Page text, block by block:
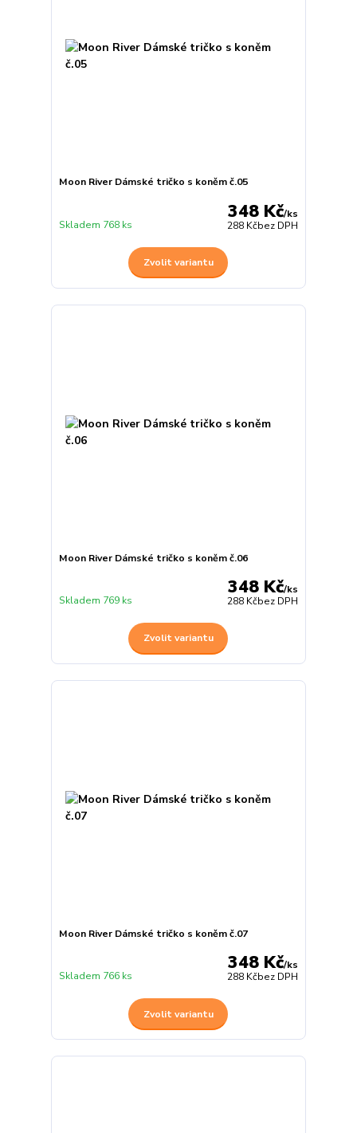
Moon River Dámské tričko s koněm č.05
348 Kč/ks
288 Kčbez DPH
Skladem 768 ks
Zvolit variantu
Moon River Dámské tričko s koněm č.06
348 Kč/ks
288 Kčbez DPH
Skladem 769 ks
Zvolit variantu
Moon River Dámské tričko s koněm č.07
348 Kč/ks
288 Kčbez DPH
Skladem 766 ks
Zvolit variantu